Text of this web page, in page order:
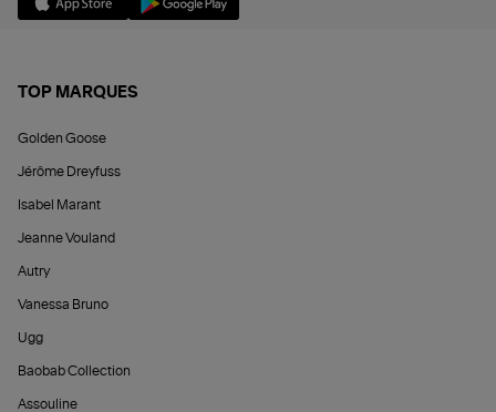
TOP MARQUES
Golden Goose
Jérôme Dreyfuss
Isabel Marant
Jeanne Vouland
Autry
Vanessa Bruno
Ugg
Baobab Collection
Assouline